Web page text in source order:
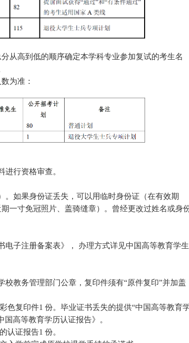
从高到低的顺序确定本学科专业参加复试的考生名
为准：
行资格审查。
。如果身份证丢失，可以用临时身份证（在有效期
一寸免冠照片、盖骑缝章）。曾经更改过姓名或身
子注册备案表》， 办理方式详见中国高等教育学生
教务管理部门公章，复印件须有“原件复印”并加盖
色复印件1 份。毕业证书丢失的提供“中国高等教育
高等教育学历认证报告》。
认证报告1 份。